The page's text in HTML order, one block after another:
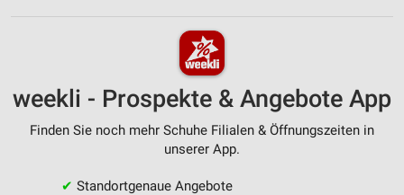
weekli - Prospekte & Angebote App
Finden Sie noch mehr Schuhe Filialen & Öffnungszeiten in
unserer App.
✔ Standortgenaue Angebote